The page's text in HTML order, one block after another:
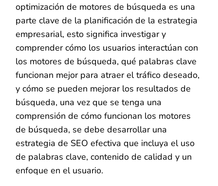
optimización de motores de búsqueda es una
parte clave de la planificación de la estrategia
empresarial, esto significa investigar y
comprender cómo los usuarios interactúan con
los motores de búsqueda, qué palabras clave
funcionan mejor para atraer el tráfico deseado,
y cómo se pueden mejorar los resultados de
búsqueda, una vez que se tenga una
comprensión de cómo funcionan los motores
de búsqueda, se debe desarrollar una
estrategia de SEO efectiva que incluya el uso
de palabras clave, contenido de calidad y un
enfoque en el usuario.